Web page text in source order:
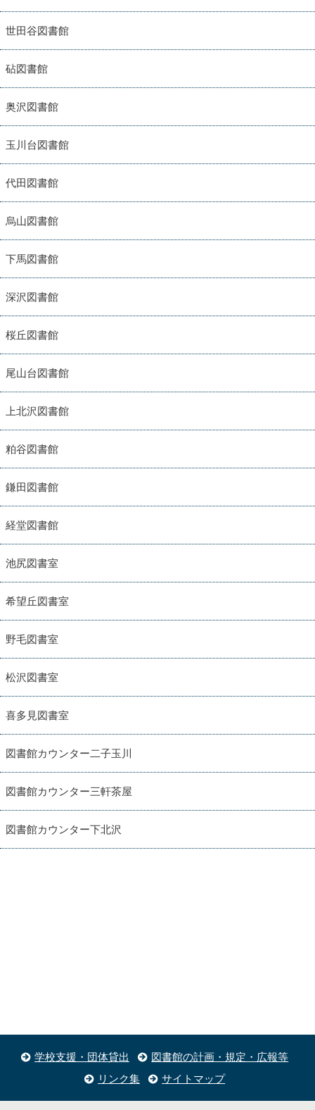
世田谷図書館
砧図書館
奥沢図書館
玉川台図書館
代田図書館
烏山図書館
下馬図書館
深沢図書館
桜丘図書館
尾山台図書館
上北沢図書館
粕谷図書館
鎌田図書館
経堂図書館
池尻図書室
希望丘図書室
野毛図書室
松沢図書室
喜多見図書室
図書館カウンター二子玉川
図書館カウンター三軒茶屋
図書館カウンター下北沢
学校支援・団体貸出
図書館の計画・規定・広報等
リンク集
サイトマップ